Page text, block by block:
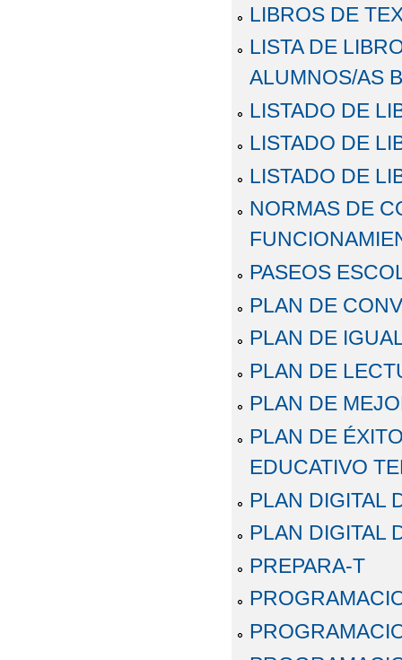
LIBROS DE
LISTA DE
ALUMNOS/AS
LISTADO DE
LISTADO DE
LISTADO DE
NORMAS DE
PASEOS
PLAN DE
PLAN DE
PLAN DE
PLAN DE
PLAN DE
EDUCATIVO
PLAN DIGITAL
PLAN DIGITAL
PREPARA-T